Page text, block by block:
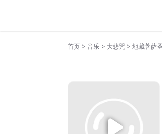
首页 > 音乐 > 大悲咒 > 地藏菩萨